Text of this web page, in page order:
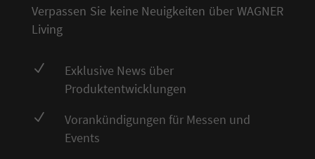
Verpassen Sie keine Neuigkeiten über WAGNER
Living
N
Exklusive News über
Produktentwicklungen
N
Vorankündigungen für Messen und
Events